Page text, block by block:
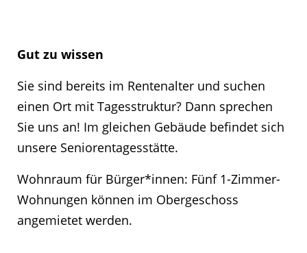
Gut zu wissen
Sie sind bereits im Rentenalter und suchen
einen Ort mit Tagesstruktur? Dann sprechen
Sie uns an! Im gleichen Gebäude befindet sich
unsere Seniorentagesstätte.
Wohnraum für Bürger*innen: Fünf 1-Zimmer-
Wohnungen können im Obergeschoss
angemietet werden.